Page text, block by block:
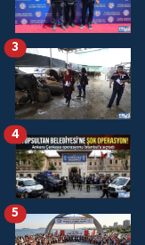
3
4
5